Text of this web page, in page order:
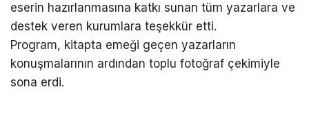
eserin hazırlanmasına katkı sunan tüm yazarlara ve
destek veren kurumlara teşekkür etti.
Program, kitapta emeği geçen yazarların
konuşmalarının ardından toplu fotoğraf çekimiyle
sona erdi.